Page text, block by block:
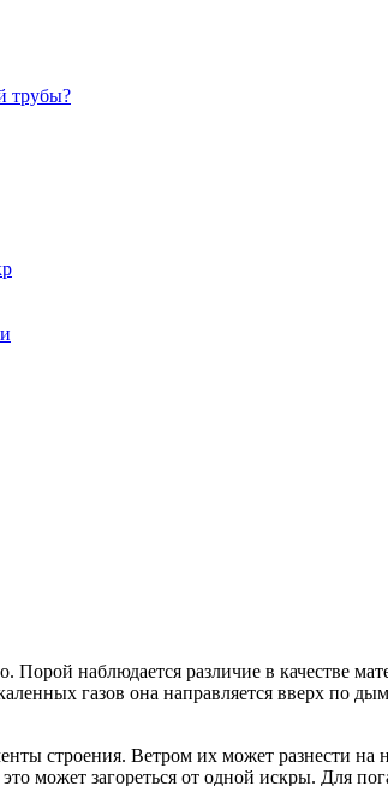
трубы?
наблюдается различие в качестве
газов она направляется вверх по
строения. Ветром их может разнести на
может загореться от одной искры. Для